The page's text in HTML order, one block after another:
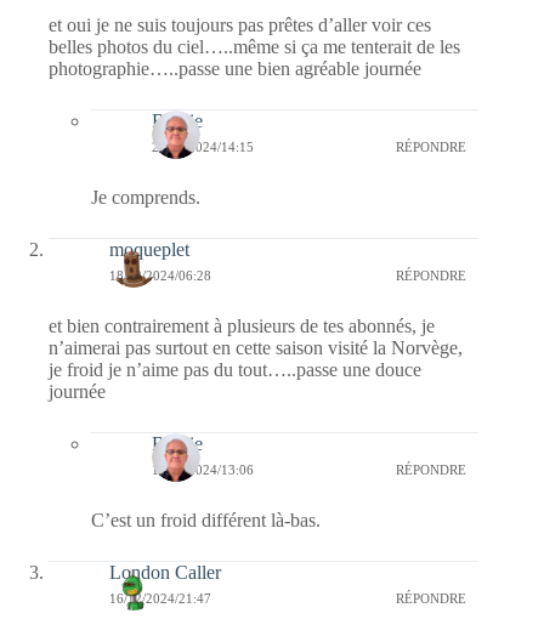
et oui je ne suis toujours pas prêtes d’aller voir ces
belles photos du ciel…..même si ça me tenterait de les
photographie…..passe une bien agréable journée
Bernie
21/12/2024/14:15 RÉPONDRE
Je comprends.
moqueplet
18/12/2024/06:28 RÉPONDRE
et bien contrairement à plusieurs de tes abonnés, je
n’aimerai pas surtout en cette saison visité la Norvège,
je froid je n’aime pas du tout…..passe une douce
journée
Bernie
18/12/2024/13:06 RÉPONDRE
C’est un froid différent là-bas.
London Caller
16/12/2024/21:47 RÉPONDRE